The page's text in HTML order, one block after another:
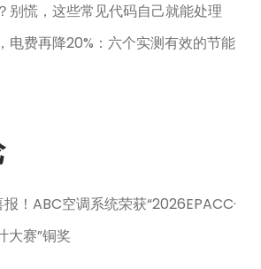
别慌，这些常见代码自己就能处理
电费再降20%：六个实测有效的节能
报！ABC空调系统荣获“2026EPACC·
大赛”铜奖